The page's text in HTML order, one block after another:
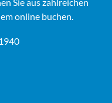
online buchen.